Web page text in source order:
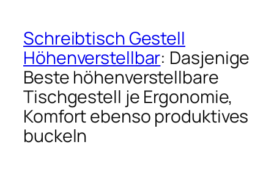
Schreibtisch Gestell
Höhenverstellbar: Dasjenige
Beste höhenverstellbare
Tischgestell je Ergonomie,
Komfort ebenso produktives
buckeln